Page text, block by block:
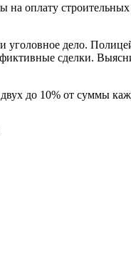
оплату строительных
уголовное дело.
сделки.
до 10% от суммы